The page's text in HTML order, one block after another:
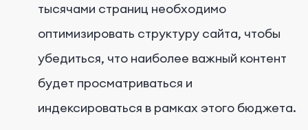
тысячами страниц необходимо
оптимизировать структуру сайта, чтобы
убедиться, что наиболее важный контент
будет просматриваться и
индексироваться в рамках этого бюджета.